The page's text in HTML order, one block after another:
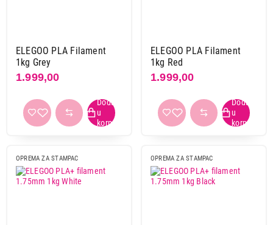
ELEGOO PLA Filament
1kg Grey
1.999,00
ELEGOO PLA Filament
1kg Red
1.999,00
OPREMA ZA STAMPAC OPREMA ZA STAMPAC